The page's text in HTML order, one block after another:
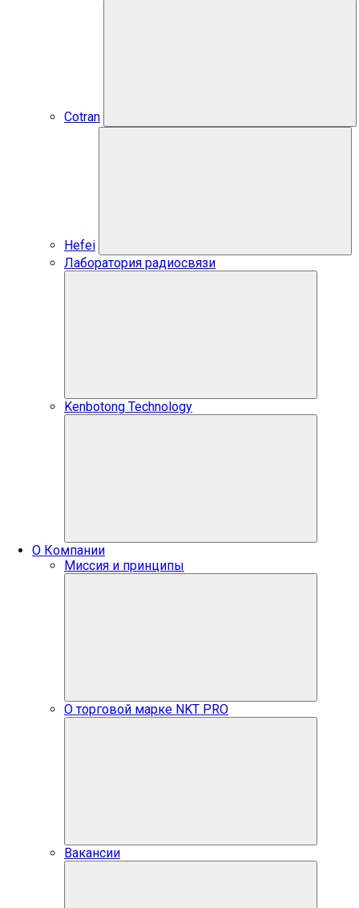
Cotran
Hefei
Лаборатория радиосвязи
Kenbotong Technology
О Компании
Миссия и принципы
О торговой марке NKT PRO
Вакансии